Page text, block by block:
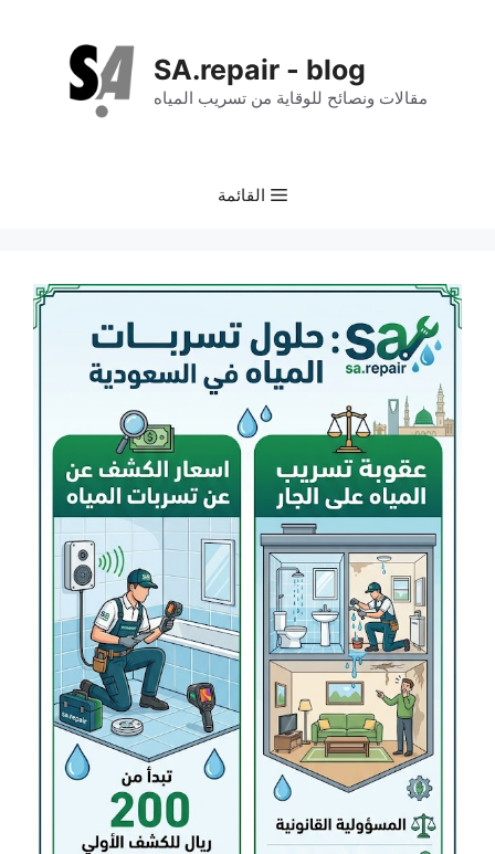
SA.repair - blog
مقالات ونصائح للوقاية من تسريب المياه
القائمة